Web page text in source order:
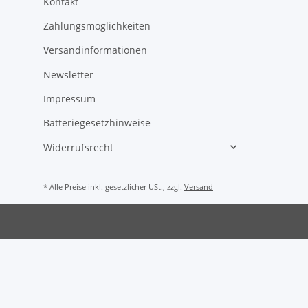
Zahlungsmöglichkeiten
Versandinformationen
Newsletter
Impressum
Batteriegesetzhinweise
Widerrufsrecht
* Alle Preise inkl. gesetzlicher USt., zzgl. Versand